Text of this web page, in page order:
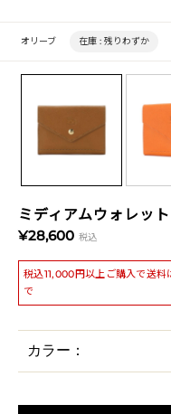
ミディアムウォレット
¥28,600 税込
税込11,000円以上ご購入で送
で
オリーブ 在庫 : 残りわずか
カラー：